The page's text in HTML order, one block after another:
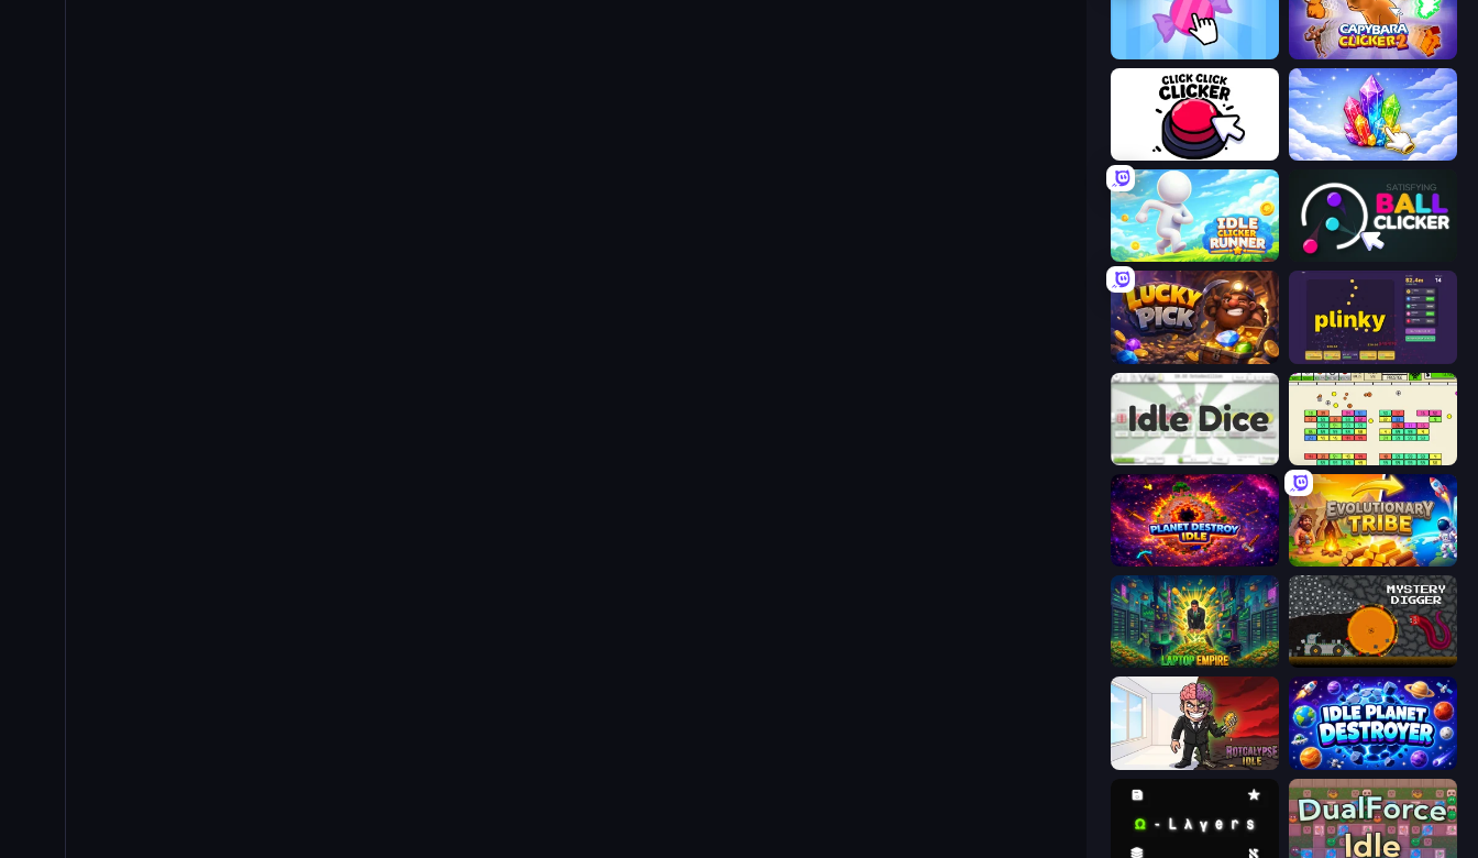
Candy Clicker 2 Capybara Clicker 2
Click Click Clicker Crystalia Idle Clicker
Idle Clicker Runner Satisfying Ball Clicker
Lucky Pick Plinky
Idle Dice Idle Breakout
Planet Destroy Idle Evolutionary Tribe
Laptop Empire Mystery Digger
Rotcalypse: Idle Incremental Idle Planet Destroyer